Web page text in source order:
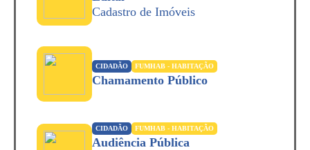
Cadastro de Imóveis
CIDADÃO FUMHAB - HABITAÇÃO
Chamamento Público
CIDADÃO FUMHAB - HABITAÇÃO
Audiência Pública